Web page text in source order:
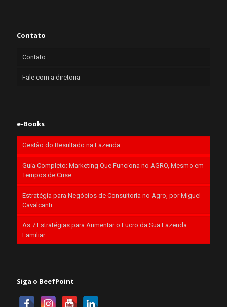
Contato
Contato
Fale com a diretoria
e-Books
Gestão do Resultado na Fazenda
Guia Completo: Marketing Que Funciona no AGRO, Mesmo em
Tempos de Crise
Estratégia para Negócios de Consultoria no Agro, por Miguel
Cavalcanti
As 7 Estratégias para Aumentar o Lucro da Sua Fazenda
Familiar
Siga o BeefPoint